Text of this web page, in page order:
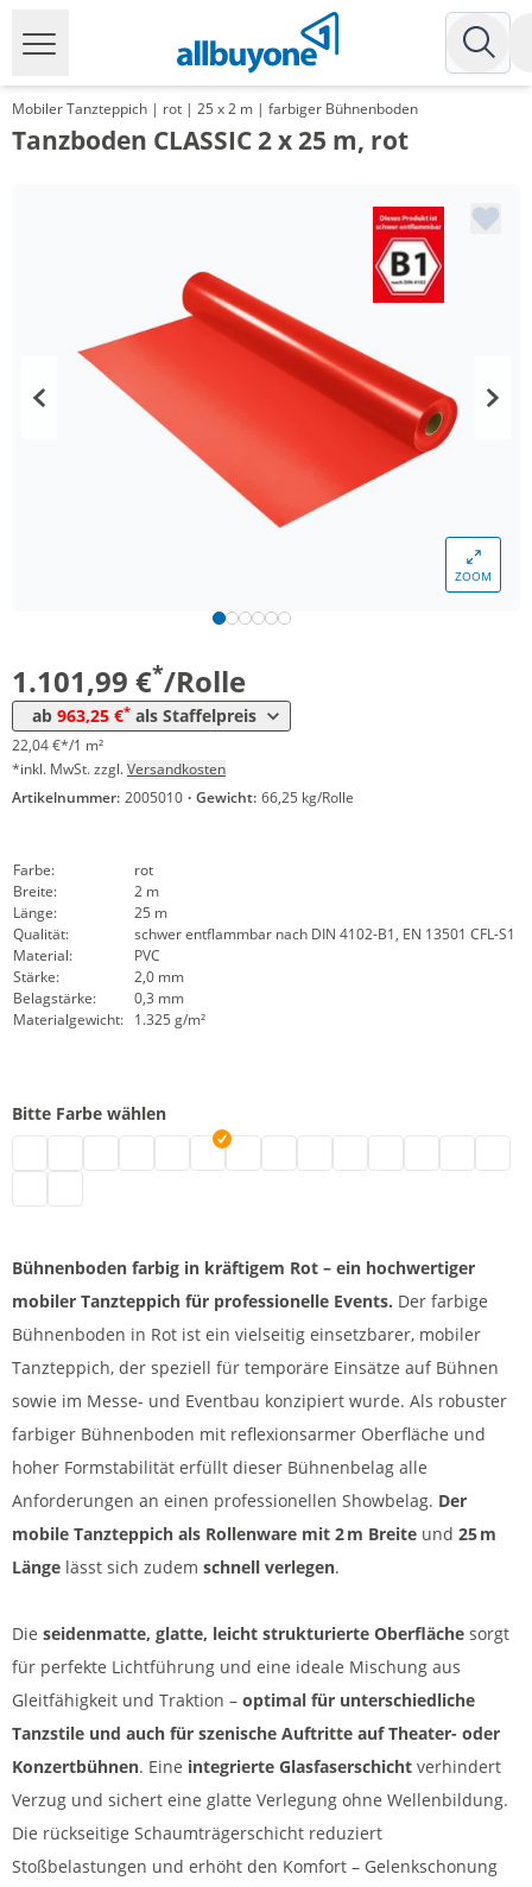
Mobiler Tanzteppich | rot | 25 x 2 m | farbiger Bühnenboden
Tanzboden CLASSIC 2 x 25 m, rot
ZOOM
1.101,99 €*/Rolle
ab 963,25 €* als Staffelpreis
1.020,54 €
22,04 €*/1 m²
*inkl. MwSt. zzgl.Versandkosten
Artikelnummer: 2005010 · Gewicht: 66,25 kg/Rolle
Farbe:
rot
Breite:
2 m
Länge:
25 m
Qualität:
schwer entflammbar nach DIN 4102-B1, EN 13501 CFL-S1
Material:
PVC
Stärke:
2,0 mm
Belagstärke:
0,3 mm
Materialgewicht: 1.325 g/m²
Bitte Farbe wählen
Tanzboden zum Ausrollen | grau
Bühnenboden 2m | schwarz
Mobile Tanzfläche | weiß
Tanzboden | blau
Tanzboden | grün
Mobiler Tanzteppich | rot
Bühnenboden | marine
Bühnenboden farbig in kräftigem Rot – ein hochwertiger
mobiler Tanzteppich für professionelle Events. Der farbige
Bühnenboden in Rot ist ein vielseitig einsetzbarer, mobiler
Tanzteppich, der speziell für temporäre Einsätze auf Bühnen
sowie im Messe- und Eventbau konzipiert wurde. Als robuster
farbiger Bühnenboden mit reflexionsarmer Oberfläche und
hoher Formstabilität erfüllt dieser Bühnenbelag alle
Anforderungen an einen professionellen Showbelag. Der
mobile Tanzteppich als Rollenware mit 2 m Breite und 25 m
Länge lässt sich zudem schnell verlegen.
Die seidenmatte, glatte, leicht strukturierte Oberfläche sorgt
für perfekte Lichtführung und eine ideale Mischung aus
Gleitfähigkeit und Traktion – optimal für unterschiedliche
Tanzstile und auch für szenische Auftritte auf Theater- oder
Konzertbühnen. Eine integrierte Glasfaserschicht verhindert
Verzug und sichert eine glatte Verlegung ohne Wellenbildung.
Die rückseitige Schaumträgerschicht reduziert
Stoßbelastungen und erhöht den Komfort – Gelenkschonung